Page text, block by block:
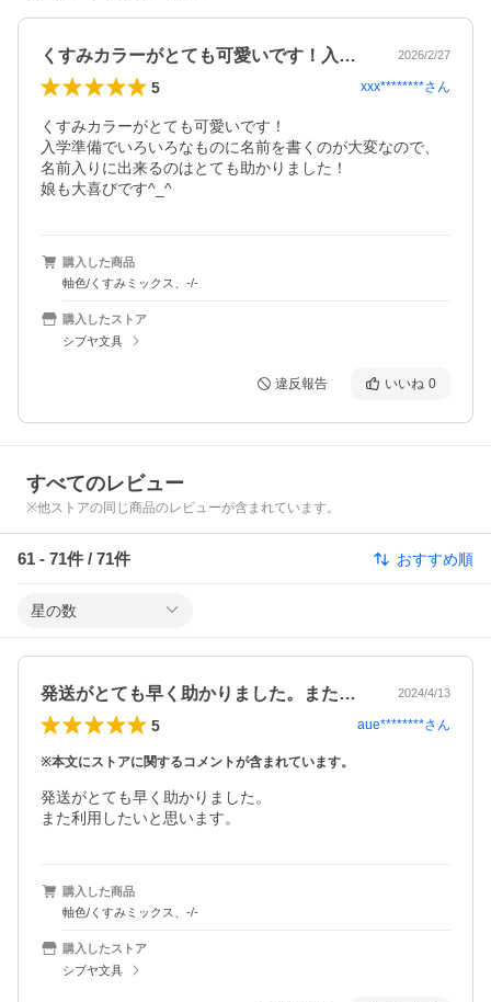
くすみカラーがとても可愛いです！入学準… 2026/2/27
5 xxx********さん
くすみカラーがとても可愛いです！
入学準備でいろいろなものに名前を書くのが大変なので、
名前入りに出来るのはとても助かりました！
娘も大喜びです^_^
購入した商品
軸色/くすみミックス、-/-
購入したストア
シブヤ文具
違反報告 いいね 0
すべてのレビュー
※他ストアの同じ商品のレビューが含まれています。
61 - 71件 / 71件 おすすめ順
星の数
発送がとても早く助かりました。また利用… 2024/4/13
5 aue********さん
※本文にストアに関するコメントが含まれています。
発送がとても早く助かりました。
また利用したいと思います。
購入した商品
軸色/くすみミックス、-/-
購入したストア
シブヤ文具